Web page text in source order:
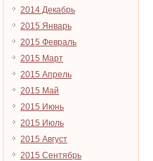
2014 Декабрь
2015 Январь
2015 Февраль
2015 Март
2015 Апрель
2015 Май
2015 Июнь
2015 Июль
2015 Август
2015 Сентябрь